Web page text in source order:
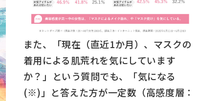
また、「現在（直近1か月）、マスクの
着用による肌荒れを気にしています
か？」という質問でも、「気になる
(※)」と答えた方が一定数（高感度層：